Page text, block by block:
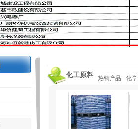
化工原料 热销产品 化